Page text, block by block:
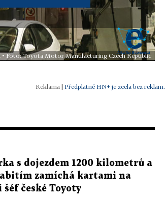
Foto: Toyota Motor Manufacturing Czech Republic
Předplatné HN+ je zcela bez reklam.
s dojezdem 1200 kilometrů a
zamíchá kartami na
české Toyoty